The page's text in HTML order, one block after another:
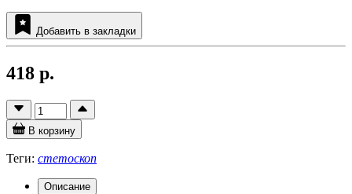
Добавить в закладки
418 р.
В корзину
Теги: стетоскоп
Описание